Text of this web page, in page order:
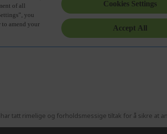
tatt rimelige og forholdsmessige tiltak for å sikre at